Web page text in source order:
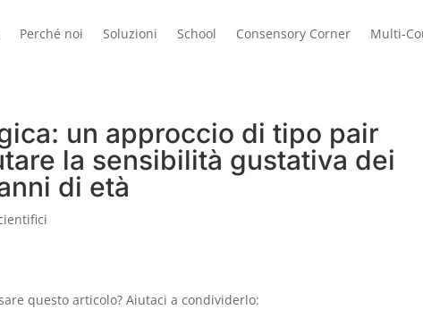
Perché noi Soluzioni School Consensory Corner Multi-
un approccio di tipo pair
la sensibilità gustativa dei
di età
questo articolo? Aiutaci a condividerlo: